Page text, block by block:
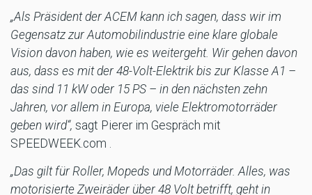
„Als Präsident der ACEM kann ich sagen, dass wir im
Gegensatz zur Automobilindustrie eine klare globale
Vision davon haben, wie es weitergeht. Wir gehen davon
aus, dass es mit der 48-Volt-Elektrik bis zur Klasse A1 –
das sind 11 kW oder 15 PS – in den nächsten zehn
Jahren, vor allem in Europa, viele Elektromotorräder
geben wird“, sagt Pierer im Gespräch mit
SPEEDWEEK.com .
„Das gilt für Roller, Mopeds und Motorräder. Alles, was
motorisierte Zweiräder über 48 Volt betrifft, geht in